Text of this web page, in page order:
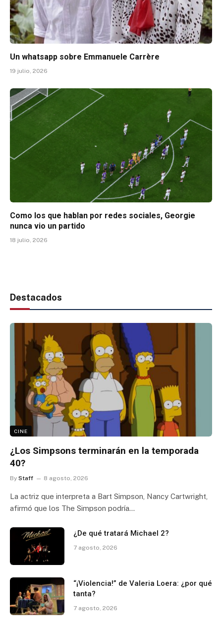
Un whatsapp sobre Emmanuele Carrère
19 julio, 2026
Como los que hablan por redes sociales, Georgie
nunca vio un partido
18 julio, 2026
Destacados
CINE
¿Los Simpsons terminarán en la temporada
40?
By Staff 8 agosto, 2026
La actriz que interpreta a Bart Simpson, Nancy Cartwright,
afirmó que los The Simpson podría…
¿De qué tratará Michael 2?
7 agosto, 2026
“¡Violencia!” de Valeria Loera: ¿por qué
tanta?
7 agosto, 2026